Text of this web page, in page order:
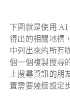
下圖就是使用 AI
得出的相關地標
中列出來的所有
個一個複製搜尋
上搜尋資訊的朋
置需要幾個設定